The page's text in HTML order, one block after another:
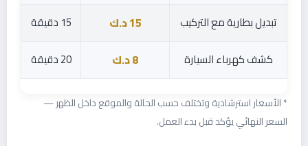
تبديل بطارية مع التركيب
15 د.ك
15 دقيقة
كشف كهرباء السيارة
8 د.ك 20 دقيقة
* الأسعار استرشادية وتختلف حسب الحالة والموقع داخل الظهر —
السعر النهائي يؤكد قبل بدء العمل.